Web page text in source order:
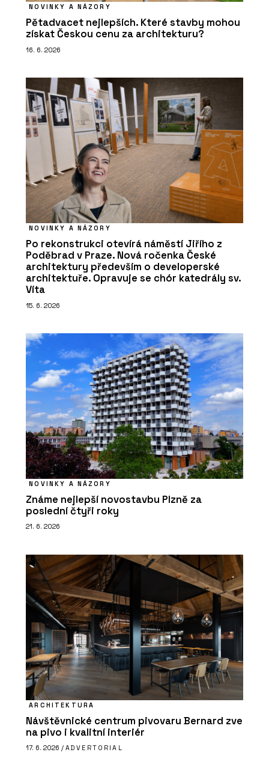
NOVINKY A NÁZORY
Pětadvacet nejlepších. Které stavby mohou
získat Českou cenu za architekturu?
16. 6. 2026
NOVINKY A NÁZORY
Po rekonstrukci otevírá náměstí Jiřího z
Poděbrad v Praze. Nová ročenka České
architektury především o developerské
architektuře. Opravuje se chór katedrály sv.
Víta
15. 6. 2026
NOVINKY A NÁZORY
Známe nejlepší novostavbu Plzně za
poslední čtyři roky
21. 6. 2026
ARCHITEKTURA
Návštěvnické centrum pivovaru Bernard zve
na pivo i kvalitní interiér
17. 6. 2026 / ADVERTORIAL